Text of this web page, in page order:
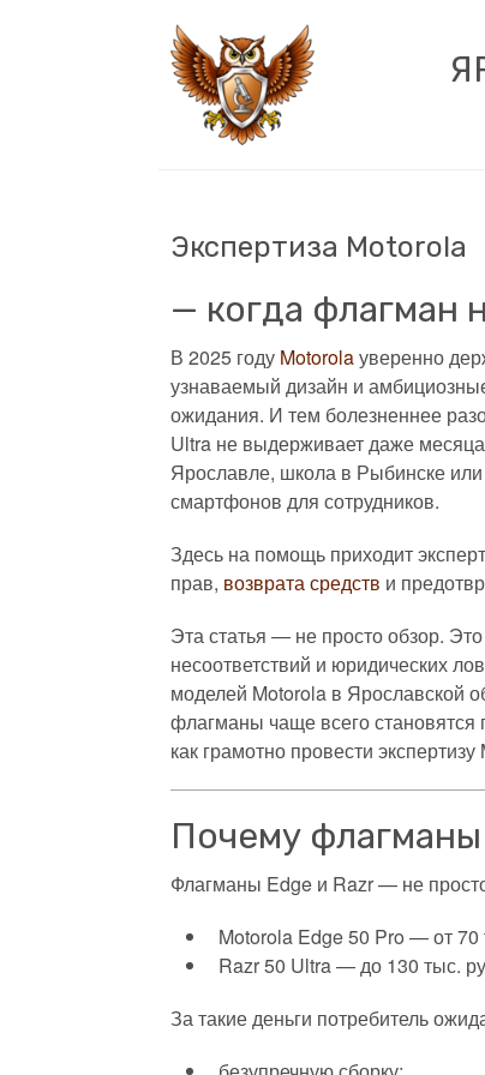
Экспертиза Motorola
— когда флагман
В 2025 году Motorolaуверенно
узнаваемый дизайн и
ожидания. И тем болезненнее
Ultra не выдерживает даже
Ярославле, школа в Рыбинске
смартфонов для сотрудников.
Здесь на помощь приходит
прав, возврата средств и
Эта статья — не просто обзор.
несоответствий и юридических
моделей Motorola в Ярославской
флагманы чаще всего становятся
как грамотно провести
Почему
Флагманы Edge и Razr — не
Motorola Edge 50 Pro — от 70
Razr 50 Ultra — до 130 тыс.
За такие деньги потребитель